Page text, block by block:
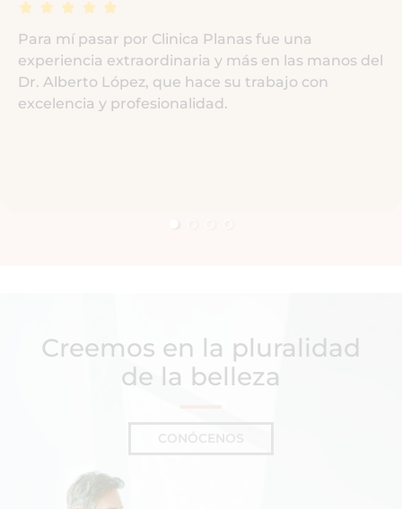
Para mí pasar por Clinica Planas fue una
experiencia extraordinaria y más en las manos del
Dr. Alberto López, que hace su trabajo con
excelencia y profesionalidad.
Creemos en la pluralidad
de la belleza
CONÓCENOS